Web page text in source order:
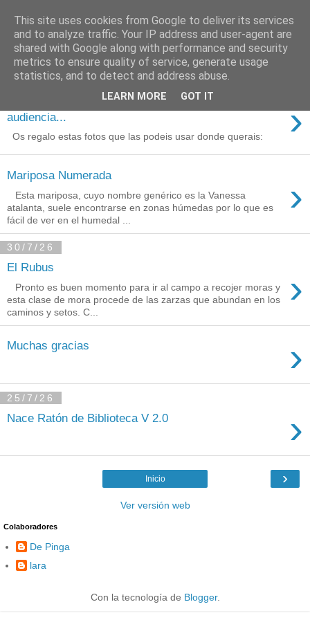
Está de pinga
3/8/26
Agradecimientos a Ares por su
audiencia...
›
Os regalo estas fotos que las podeis usar donde querais:
Mariposa Numerada ›
Esta mariposa, cuyo nombre genérico es la Vanessa
atalanta, suele encontrarse en zonas húmedas por lo que es
fácil de ver en el humedal ...
30/7/26
El Rubus ›
Pronto es buen momento para ir al campo a recojer moras y
esta clase de mora procede de las zarzas que abundan en los
caminos y setos. C...
Muchas gracias ›
25/7/26
Nace Ratón de Biblioteca V 2.0 ›
›
Inicio
Ver versión web
Colaboradores
De Pinga
lara
Con la tecnología de Blogger.
This site uses cookies from Google to deliver its services
and to analyze traffic. Your IP address and user-agent are
shared with Google along with performance and security
metrics to ensure quality of service, generate usage
statistics, and to detect and address abuse.
LEARN MORE GOT IT